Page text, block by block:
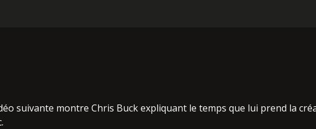
suivante montre Chris Buck expliquant le temps que lui prend la